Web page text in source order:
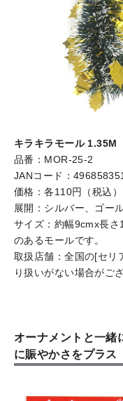
キラキラモール 1.35M
品番：MOR-25-2
JANコード：
価格：各110円（税込）
展開：シルバー、ゴー
サイズ：約幅9cmx長
のあるモールです。
取扱店舗：全国の[セ
り扱いがない場合がご
オーナメントと一緒
に賑やかさをプラス